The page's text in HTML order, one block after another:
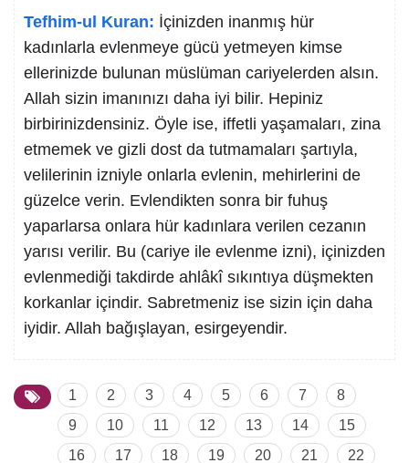
Tefhim-ul Kuran: İçinizden inanmış hür
kadınlarla evlenmeye gücü yetmeyen kimse
ellerinizde bulunan müslüman cariyelerden alsın.
Allah sizin imanınızı daha iyi bilir. Hepiniz
birbirinizdensiniz. Öyle ise, iffetli yaşamaları, zina
etmemek ve gizli dost da tutmamaları şartıyla,
velilerinin izniyle onlarla evlenin, mehirlerini de
güzelce verin. Evlendikten sonra bir fuhuş
yaparlarsa onlara hür kadınlara verilen cezanın
yarısı verilir. Bu (cariye ile evlenme izni), içinizden
evlenmediği takdirde ahlâkî sıkıntıya düşmekten
korkanlar içindir. Sabretmeniz ise sizin için daha
iyidir. Allah bağışlayan, esirgeyendir.
1 2 3 4 5 6 7
8
9
10 11 12 13 14
15
16
17 18 19 20 21
22